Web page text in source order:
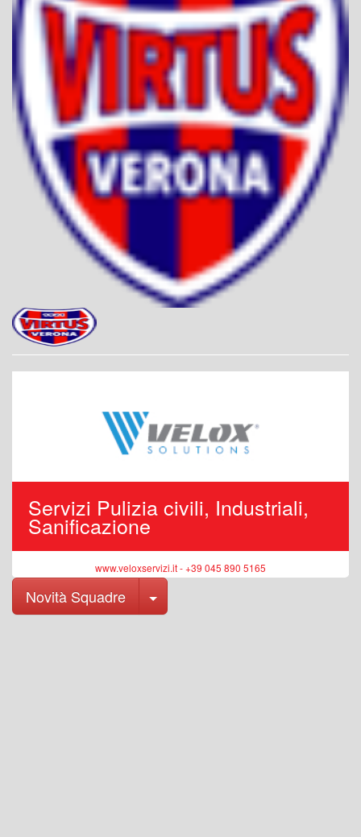
Servizi Pulizia civili, Industriali,
Sanificazione
www.veloxservizi.it - +39 045 890 5165
Novità Squadre Toggle Dropdown